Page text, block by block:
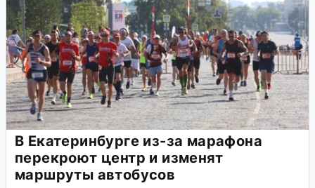
В Екатеринбурге из-за марафона
перекроют центр и изменят
маршруты автобусов